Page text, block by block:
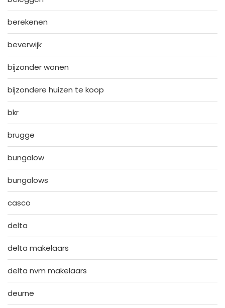
berekenen
beverwijk
bijzonder wonen
bijzondere huizen te koop
bkr
brugge
bungalow
bungalows
casco
delta
delta makelaars
delta nvm makelaars
deurne